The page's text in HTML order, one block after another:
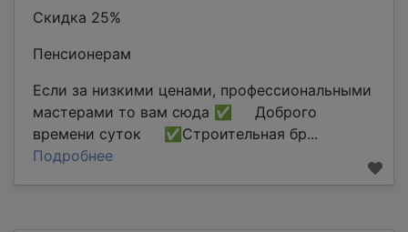
Скидка 25%
Пенсионерам
Если за низкими ценами, профессиональными
мастерами то вам сюда ✅ Доброго
времени суток ✅Строительная бр...
Подробнее